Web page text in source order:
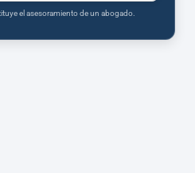
el asesoramiento de un abogado.